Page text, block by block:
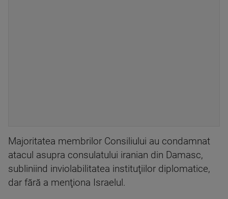
Majoritatea membrilor Consiliului au condamnat
atacul asupra consulatului iranian din Damasc,
subliniind inviolabilitatea instituţiilor diplomatice,
dar fără a menţiona Israelul.